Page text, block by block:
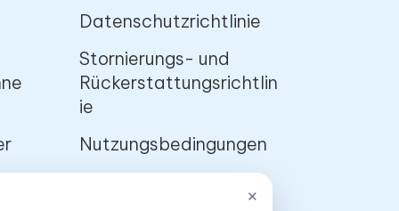
Datenschutzrichtlinie
Stornierungs- und
Rückerstattungsrichtlin
ie
Nutzungsbedingungen
×